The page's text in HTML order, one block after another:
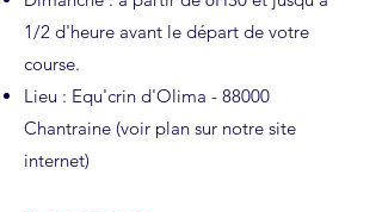
1/2 d'heure avant le départ de votre
course.
Lieu : Equ'crin d'Olima - 88000
Chantraine (voir plan sur notre site
internet)